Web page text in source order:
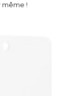
même !